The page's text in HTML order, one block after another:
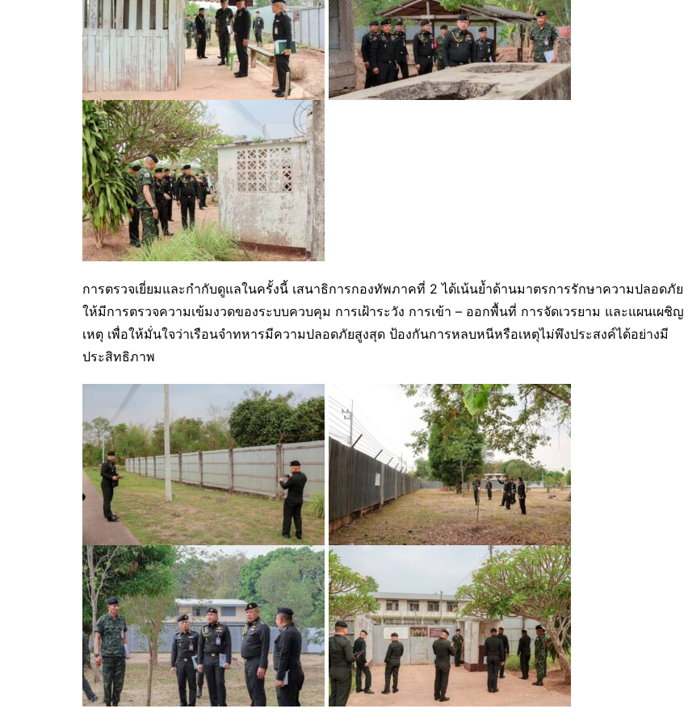
การตรวจเยี่ยมและกำกับดูแลในครั้งนี้ เสนาธิการกองทัพภาคที่ 2 ได้เน้นย้ำด้านมาตรการรักษาความปลอดภัย
ให้มีการตรวจความเข้มงวดของระบบควบคุม การเฝ้าระวัง การเข้า – ออกพื้นที่ การจัดเวรยาม และแผนเผชิญ
เหตุ เพื่อให้มั่นใจว่าเรือนจำทหารมีความปลอดภัยสูงสุด ป้องกันการหลบหนีหรือเหตุไม่พึงประสงค์ได้อย่างมี
ประสิทธิภาพ